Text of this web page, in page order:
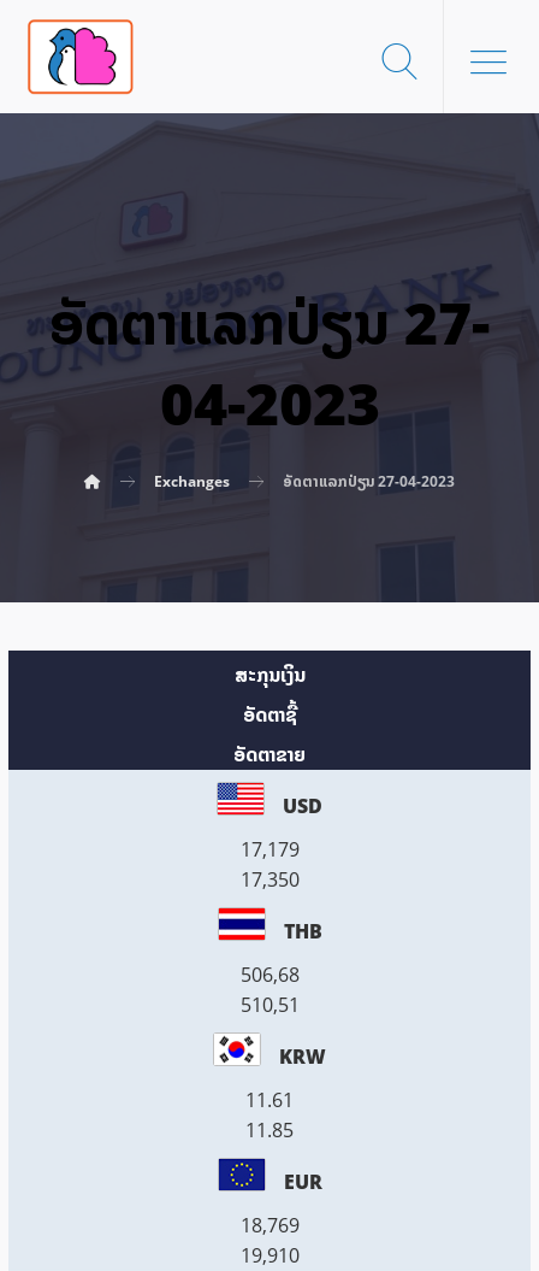
ອັດ​ຕາ​ແລກ​ປ່ຽນ 27-
04-2023
Exchanges ອັດ​ຕາ​ແລກ​ປ່ຽນ 27-04-2023
ສະກຸນເງິນ
ອັດຕາຊື້
ອັດຕາຂາຍ
USD
17,179
17,350
THB
506,68
510,51
KRW
11.61
11.85
EUR
18,769
19,910